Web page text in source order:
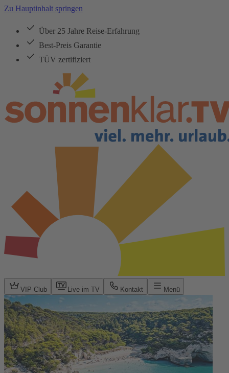
Zu Hauptinhalt springen
Über 25 Jahre Reise-Erfahrung
Best-Preis Garantie
TÜV zertifiziert
VIP Club Live im TV Kontakt Menü